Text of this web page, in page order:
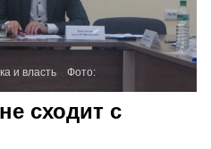
и власть Фото:
сходит с